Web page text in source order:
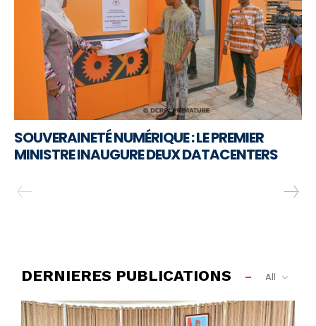
SOUVERAINETÉ NUMÉRIQUE : LE PREMIER
MINISTRE INAUGURE DEUX DATACENTERS
DERNIERES PUBLICATIONS All